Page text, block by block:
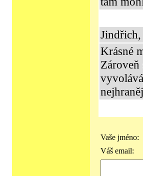
Krásné
Zároveň
Vaše jméno:
Váš email: